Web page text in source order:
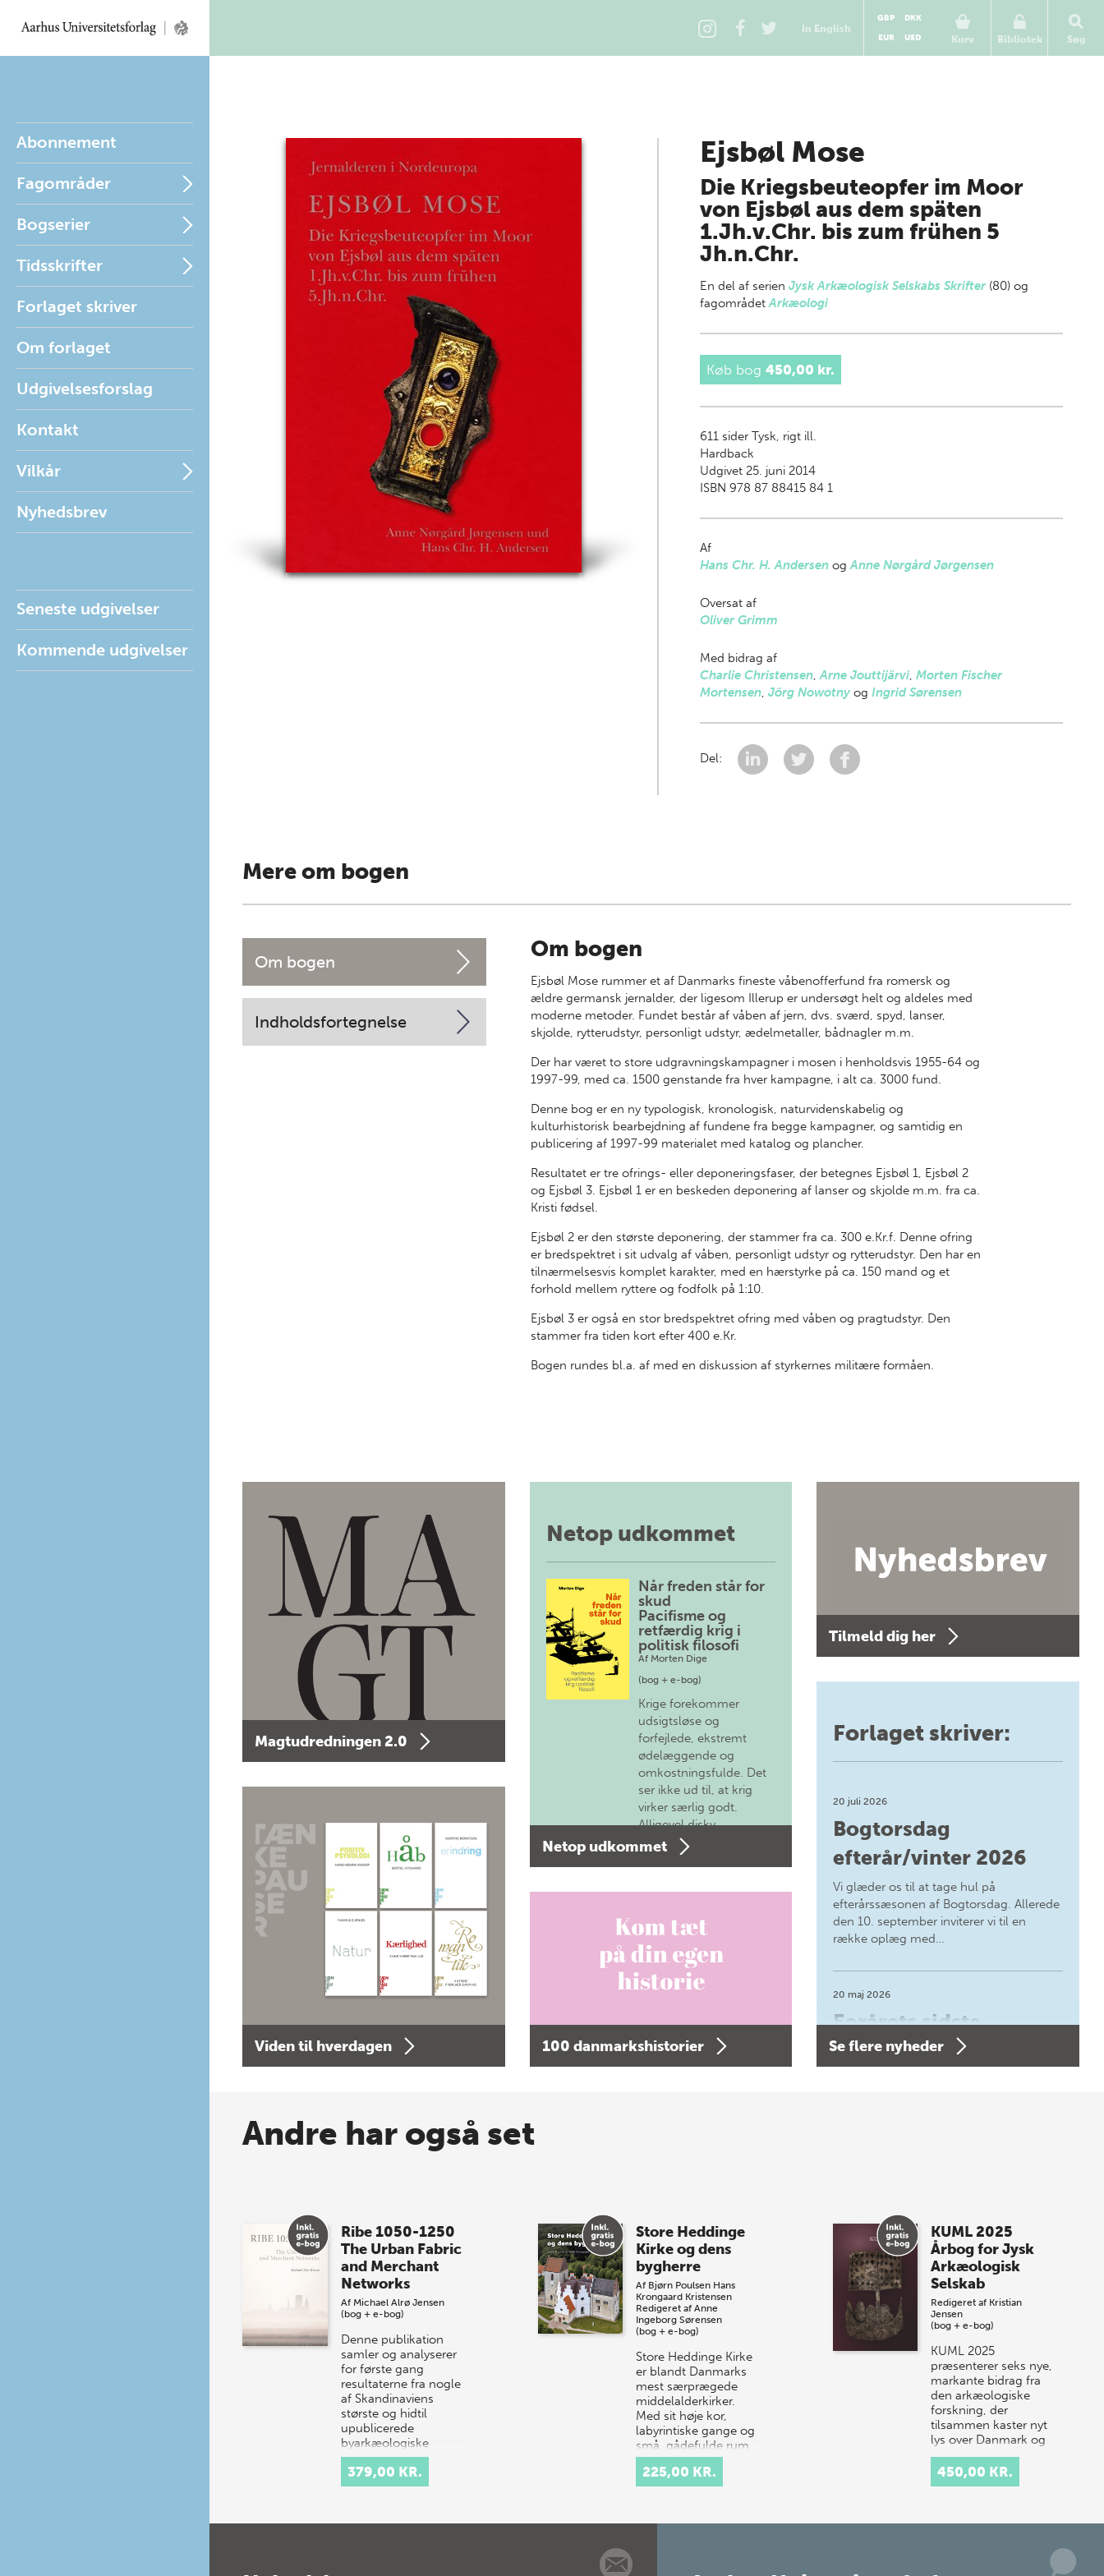
In English
Kurv
GBP
DKK
EUR
USD Bibliotek Søg
Abonnement
Fagområder
Bogserier
Tidsskrifter
Forlaget skriver
Om forlaget
Udgivelsesforslag
Kontakt
Vilkår
Nyhedsbrev
Seneste udgivelser
Kommende udgivelser
Ejsbøl Mose
Die Kriegsbeuteopfer im Moor
von Ejsbøl aus dem späten
1.Jh.v.Chr. bis zum frühen 5
Jh.n.Chr.
En del af serien Jysk Arkæologisk Selskabs Skrifter (80) og
fagområdetArkæologi
Køb bog 450,00 kr.
611sider Tysk, rigt ill.
Hardback
Udgivet 25. juni 2014
ISBN 978 87 88415 84 1
Af
Hans Chr. H. AndersenogAnne Nørgård Jørgensen
Oversat af
Oliver Grimm
Med bidrag af
Charlie Christensen,Arne Jouttijärvi, Morten Fischer
Mortensen, Jörg Nowotnyog Ingrid Sørensen
Del:
Mere om bogen
Om bogen
Indholdsfortegnelse
Om bogen
Ejsbøl Mose rummer et af Danmarks fineste våbenofferfund fra romersk og
ældre germansk jernalder, der ligesom Illerup er undersøgt helt og aldeles med
moderne metoder. Fundet består af våben af jern, dvs. sværd, spyd, lanser,
skjolde, rytterudstyr, personligt udstyr, ædelmetaller, bådnagler m.m.
Der har været to store udgravningskampagner i mosen i henholdsvis 1955-64 og
1997-99, med ca. 1500 genstande fra hver kampagne, i alt ca. 3000 fund.
Denne bog er en ny typologisk, kronologisk, naturvidenskabelig og
kulturhistorisk bearbejdning af fundene fra begge kampagner, og samtidig en
publicering af 1997-99 materialet med katalog og plancher.
Resultatet er tre ofrings- eller deponeringsfaser, der betegnes Ejsbøl 1, Ejsbøl 2
og Ejsbøl 3. Ejsbøl 1 er en beskeden deponering af lanser og skjolde m.m. fra ca.
Kristi fødsel.
Ejsbøl 2 er den største deponering, der stammer fra ca. 300 e.Kr.f. Denne ofring
er bredspektret i sit udvalg af våben, personligt udstyr og rytterudstyr. Den har en
tilnærmelsesvis komplet karakter, med en hærstyrke på ca. 150 mand og et
forhold mellem ryttere og fodfolk på 1:10.
Ejsbøl 3 er også en stor bredspektret ofring med våben og pragtudstyr. Den
stammer fra tiden kort efter 400 e.Kr.
Bogen rundes bl.a. af med en diskussion af styrkernes militære formåen.
Magtudredningen 2.0
Viden til hverdagen
Netop udkommet
Når freden står for
skud
Pacifisme og
retfærdig krig i
politisk filosofi
Af Morten Dige
(bog + e-bog)
Krige forekommer
udsigtsløse og
forfejlede, ekstremt
ødelæggende og
omkostningsfulde. Det
ser ikke ud til, at krig
virker særlig godt.
Alligevel diskv…
Netop udkommet
100 danmarkshistorier
Tilmeld dig her
Forlaget skriver:
20 juli 2026
Bogtorsdag
efterår/vinter 2026
Vi glæder os til at tage hul på
efterårssæsonen af Bogtorsdag. Allerede
den 10. september inviterer vi til en
række oplæg med…
20 maj 2026
Forårets sidste
Bogtorsdag 11. juni
Spar op til 70% til
sommer-lagersalg!
Vi gentager succesen og inviterer igen i
år til vores store sommer-lagersalg,
så sæt kryds i kalenderen onsdag den
10. j…
Se flere nyheder
Andre har også set
Ribe 1050-1250
The Urban Fabric
and Merchant
Networks
Af Michael Alrø Jensen
(bog + e-bog)
Denne publikation
samler og analyserer
for første gang
resultaterne fra nogle
af Skandinaviens
største og hidtil
upublicerede
byarkæologiske
udgravnin…
379,00 KR.
Store Heddinge
Kirke og dens
bygherre
Af Bjørn Poulsen Hans
Krongaard Kristensen
Redigeret af Anne
Ingeborg Sørensen
(bog + e-bog)
Store Heddinge Kirke
er blandt Danmarks
mest særprægede
middelalderkirker.
Med sit høje kor,
labyrintiske gange og
små, gådefulde rum
samt det ottekan…
225,00 KR.
KUML 2025
Årbog for Jysk
Arkæologisk
Selskab
Redigeret af Kristian
Jensen
(bog + e-bog)
KUML 2025
præsenterer seks nye,
markante bidrag fra
den arkæologiske
forskning, der
tilsammen kaster nyt
lys over Danmark og
Nordens historie.
Årbogen…
450,00 KR.